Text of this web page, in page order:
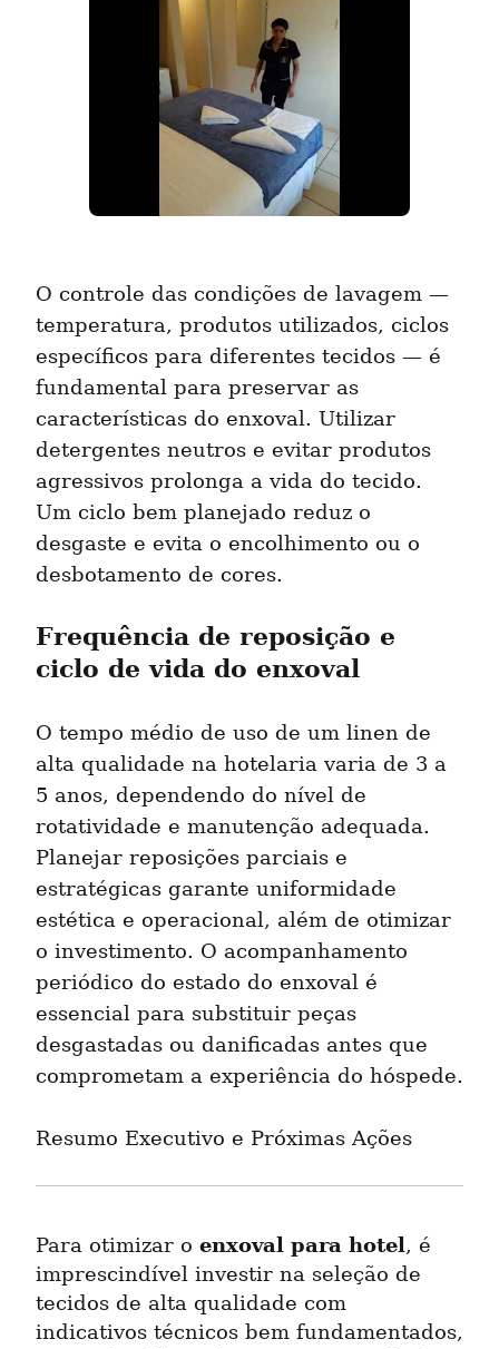
O controle das condições de lavagem —
temperatura, produtos utilizados, ciclos
específicos para diferentes tecidos — é
fundamental para preservar as
características do enxoval. Utilizar
detergentes neutros e evitar produtos
agressivos prolonga a vida do tecido.
Um ciclo bem planejado reduz o
desgaste e evita o encolhimento ou o
desbotamento de cores.
Frequência de reposição e
ciclo de vida do enxoval
O tempo médio de uso de um linen de
alta qualidade na hotelaria varia de 3 a
5 anos, dependendo do nível de
rotatividade e manutenção adequada.
Planejar reposições parciais e
estratégicas garante uniformidade
estética e operacional, além de otimizar
o investimento. O acompanhamento
periódico do estado do enxoval é
essencial para substituir peças
desgastadas ou danificadas antes que
comprometam a experiência do hóspede.
Resumo Executivo e Próximas Ações
Para otimizar o enxoval para hotel , é
imprescindível investir na seleção de
tecidos de alta qualidade com
indicativos técnicos bem fundamentados,